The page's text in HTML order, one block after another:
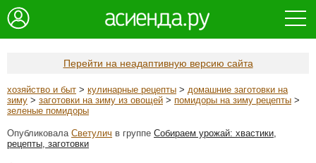
Перейти на неадаптивную версию сайта
хозяйство и быт > кулинарные рецепты > домашние заготовки на
зиму > заготовки на зиму из овощей > помидоры на зиму рецепты >
зеленые помидоры
Опубликовала Светулич в группе Собираем урожай: хвастики,
рецепты, заготовки